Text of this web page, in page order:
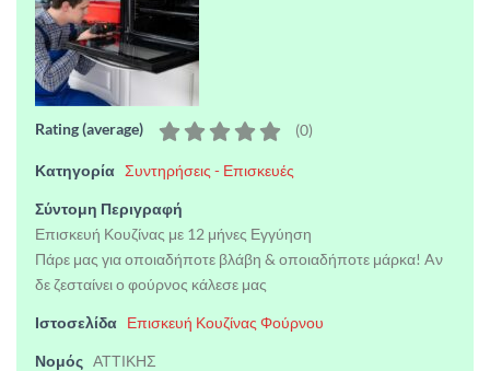
Rating (average) (0)
Κατηγορία Συντηρήσεις - Επισκευές
Σύντομη Περιγραφή
Επισκευή Κουζίνας με 12 μήνες Εγγύηση
Πάρε μας για οποιαδήποτε βλάβη & οποιαδήποτε μάρκα! Aν
δε ζεσταίνει ο φούρνος κάλεσε μας
Ιστοσελίδα Επισκευή Κουζίνας Φούρνου
Νομός ΑΤΤΙΚΗΣ